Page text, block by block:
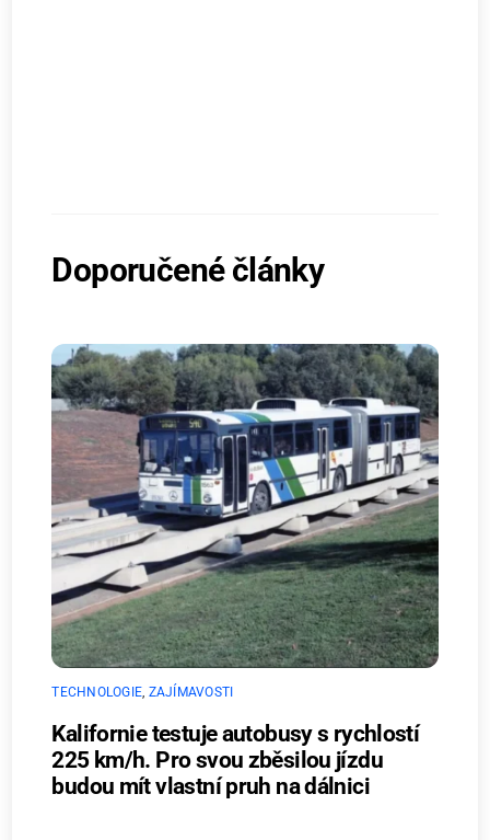
Doporučené články
TECHNOLOGIE ZAJÍMAVOSTI
Kalifornie testuje autobusy s rychlostí
225 km/h. Pro svou zběsilou jízdu
budou mít vlastní pruh na dálnici